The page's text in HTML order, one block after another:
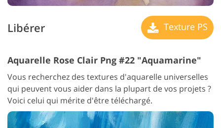
Libérer Texture PS
Aquarelle Rose Clair Png #22 "Aquamarine"
Vous recherchez des textures d'aquarelle universelles
qui peuvent vous aider dans la plupart de vos projets ?
Voici celui qui mérite d'être téléchargé.